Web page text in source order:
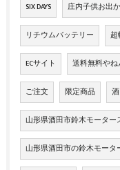
SIX DAYS 庄内子供お出
リチウムバッテリー 超
ECサイト 送料無料やね
ご注文 限定商品
山形県酒田市鈴木モーター
山形県酒田市の鈴木モータ